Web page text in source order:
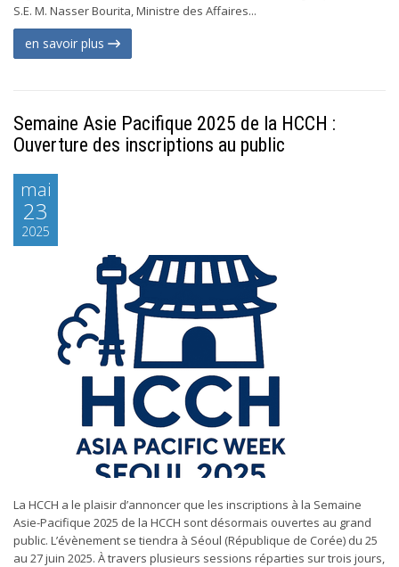
S.E. M. Nasser Bourita, Ministre des Affaires...
en savoir plus
Semaine Asie Pacifique 2025 de la HCCH :
Ouverture des inscriptions au public
mai
23
2025
La HCCH a le plaisir d’annoncer que les inscriptions à la Semaine
Asie-Pacifique 2025 de la HCCH sont désormais ouvertes au grand
public. L’évènement se tiendra à Séoul (République de Corée) du 25
au 27 juin 2025. À travers plusieurs sessions réparties sur trois jours,